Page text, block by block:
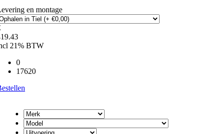
en montage
21% BTW
0
17620